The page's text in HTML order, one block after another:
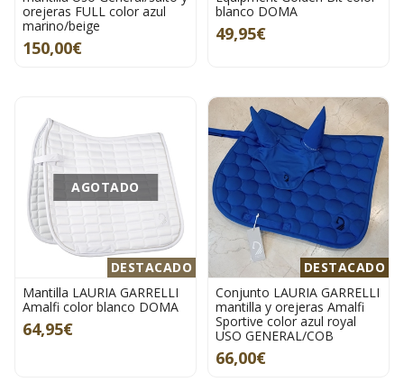
orejeras FULL color azul
marino/beige
150,00€
blanco DOMA
49,95€
DESTACADO
AGOTADO
Mantilla LAURIA GARRELLI
Amalfi color blanco DOMA
64,95€
DESTACADO
Conjunto LAURIA GARRELLI
mantilla y orejeras Amalfi
Sportive color azul royal
USO GENERAL/COB
66,00€